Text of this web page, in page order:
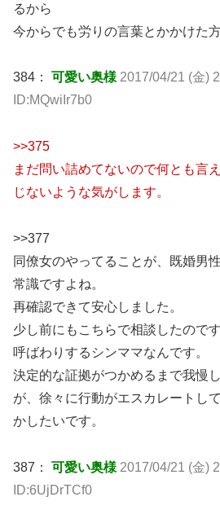
るから
今からでも労りの言葉とかかけた
384： 可愛い奥様 2017/04/21 (金)
ID:MQwiIr7b0
>>375
まだ問い詰めてないので何とも言
じないような気がします。
>>377
同僚女のやってることが、既婚男
常識ですよね。
再確認できて安心しました。
少し前にもこちらで相談したので
呼ばわりするシンママなんです。
決定的な証拠がつかめるまで我慢
が、徐々に行動がエスカレートし
かしたいです。
387： 可愛い奥様 2017/04/21 (金)
ID:6UjDrTCf0